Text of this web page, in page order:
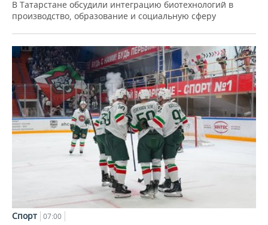
В Татарстане обсудили интеграцию биотехнологий в
производство, образование и социальную сферу
Спорт 07:00